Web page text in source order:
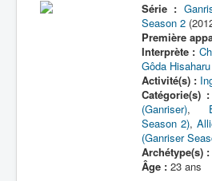
Série :
Season 2
Première
Interprète :
Gôda
Activité(s) :
Catégorie(s) :
(Ganriser),
Season 2),
(Ganriser
Archétype(s) :
Âge :23 ans